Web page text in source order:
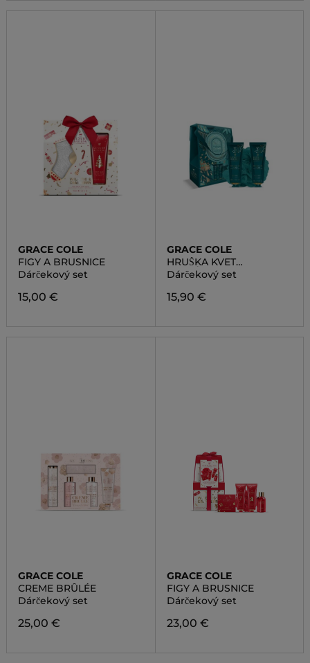
GRACE COLE
FIGY A BRUSNICE
Dárčekový set
15,00 €
GRACE COLE
HRUŠKA KVET
NEKTÁRINKY
Dárčekový set
15,90 €
GRACE COLE
CREME BRÛLÉE
Dárčekový set
25,00 €
GRACE COLE
FIGY A BRUSNICE
Dárčekový set
23,00 €